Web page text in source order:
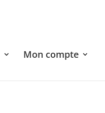
Mon compte